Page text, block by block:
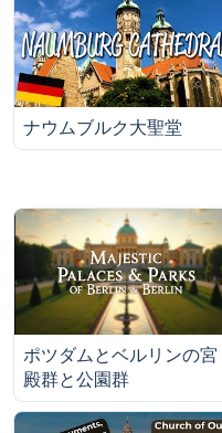
ナウムブルク大聖堂
ポツダムとベルリンの宮
殿群と公園群